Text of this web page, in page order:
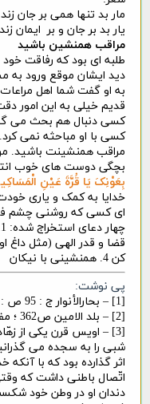
مار بد تنها همی بر جان زند
یار بد بر جان و بر ایمان زند
مراقب همنشین باشید
طلبه ای بود که رفاقت
دید ایشان موقع ورود به
به او گفت شما اهل
قدیم خیلی به این امور
کسی دنبال هم بحث می
کسی با او مباحثه نمی
مراقب همنشینت باشید.
بچگی دوست های خوب
بِعَوْنِکَ یَا قُرَّةَ عَیْنِ
خدایا به کمک و یاری
ای کسی که روشنی چشم
کن 4. همنشینی با نیکان
پی نوشت:
[1] – بحارالأنوار ج : 95 ص : 37
[2] – بلد الامین ص362 ؛ مفاتیح الجنان
[3] – اویس قرن یکی از
شبی را به سجده می
اثر گذارده بود که با
اتّصال باطنی داشت که
دندان او در وطن خود